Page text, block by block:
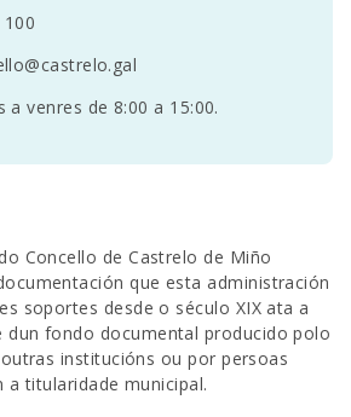
a venres de 8:00 a 15:00.
Concello de Castrelo de Miño
que esta administración
soportes desde o século XIX ata a
dun fondo documental producido polo
institucións ou por persoas
a titularidade municipal.